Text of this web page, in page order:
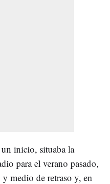
inicio, situaba la
para el verano pasado,
medio de retraso y, en